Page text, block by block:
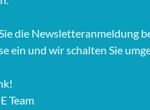
die Newsletteranmeldung
ein und wir schalten Sie
Team